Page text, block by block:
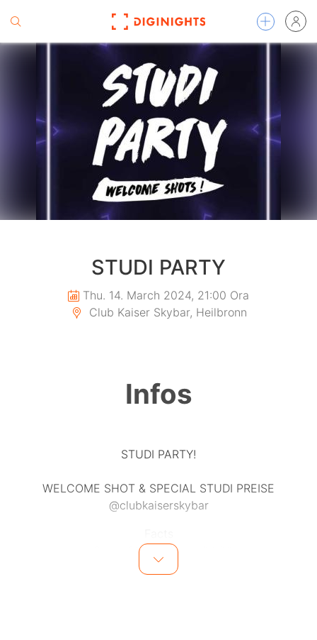
STUDI PARTY
Thu. 14. March 2024, 21:00 Ora
Club Kaiser Skybar, Heilbronn
Infos
STUDI PARTY!
WELCOME SHOT & SPECIAL STUDI PREISE
@clubkaiserskybar
- Open: 21:00 Uhr bis 04:00
- Wann: DONNERSTAG 14.03.2024